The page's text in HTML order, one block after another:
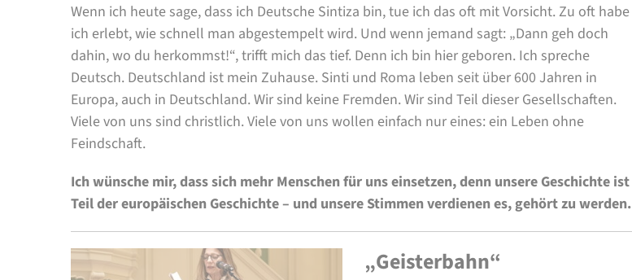
Wenn ich heute sage, dass ich Deutsche Sintiza bin, tue ich das oft mit Vorsicht. Zu oft habe
ich erlebt, wie schnell man abgestempelt wird. Und wenn jemand sagt: „Dann geh doch
dahin, wo du herkommst!“, trifft mich das tief. Denn ich bin hier geboren. Ich spreche
Deutsch. Deutschland ist mein Zuhause. Sinti und Roma leben seit über 600 Jahren in
Europa, auch in Deutschland. Wir sind keine Fremden. Wir sind Teil dieser Gesellschaften.
Viele von uns sind christlich. Viele von uns wollen einfach nur eines: ein Leben ohne
Feindschaft.
Ich wünsche mir, dass sich mehr Menschen für uns einsetzen, denn unsere Geschichte ist
Teil der europäischen Geschichte – und unsere Stimmen verdienen es, gehört zu werden.
„Geisterbahn“